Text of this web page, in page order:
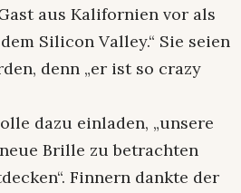
aus Kalifornien vor als
Silicon Valley.“ Sie seien
denn „er ist so crazy
dazu einladen, „unsere
Brille zu betrachten
Finnern dankte der